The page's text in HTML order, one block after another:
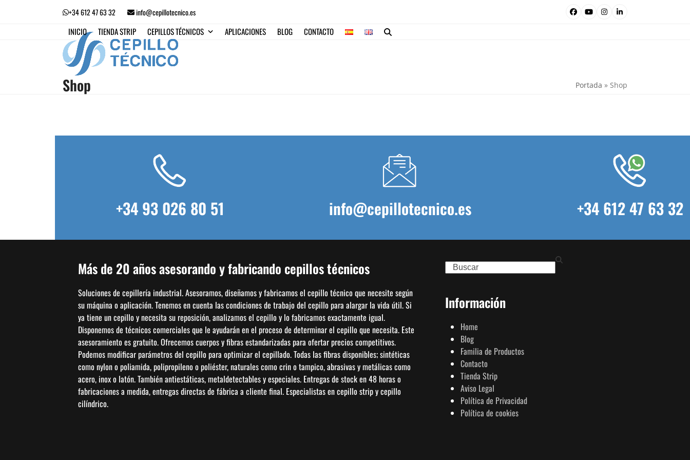
+34 612 47 63 32 info@cepillotecnico.es Facebook
YouTubeInstagram
LinkedIn
INICIO TIENDA STRIP CEPILLOS TÉCNICOS APLICACIONES BLOG CONTACTO
Shop Portada » Shop
+34 93 026 80 51 info@cepillotecnico.es +34 612 47 63 32
Más de 20 años asesorando y fabricando cepillos técnicos
Soluciones de cepillería industrial. Asesoramos, diseñamos y fabricamos el cepillo técnico que necesite según
su máquina o aplicación. Tenemos en cuenta las condiciones de trabajo del cepillo para alargar la vida útil. Si
ya tiene un cepillo y necesita su reposición, analizamos el cepillo y lo fabricamos exactamente igual.
Disponemos de técnicos comerciales que le ayudarán en el proceso de determinar el cepillo que necesita. Este
asesoramiento es gratuito. Ofrecemos cuerpos y fibras estandarizadas para ofertar precios competitivos.
Podemos modificar parámetros del cepillo para optimizar el cepillado. Todas las fibras disponibles; sintéticas
como nylon o poliamida, polipropileno o poliéster, naturales como crin o tampico, abrasivas y metálicas como
acero, inox o latón. También antiestáticas, metaldetectables y especiales. Entregas de stock en 48 horas o
fabricaciones a medida, entregas directas de fábrica a cliente final. Especialistas en cepillo strip y cepillo
cilíndrico.
Search
Información
Home
Blog
Familia de Productos
Contacto
Tienda Strip
Aviso Legal
Política de Privacidad
Política de cookies